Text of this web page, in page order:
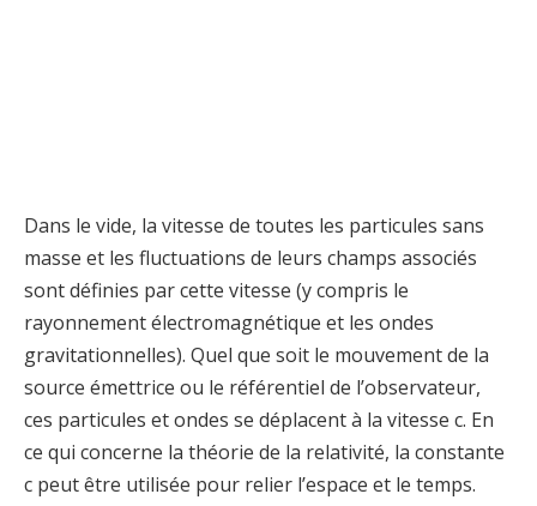
Dans le vide, la vitesse de toutes les particules sans
masse et les fluctuations de leurs champs associés
sont définies par cette vitesse (y compris le
rayonnement électromagnétique et les ondes
gravitationnelles). Quel que soit le mouvement de la
source émettrice ou le référentiel de l’observateur,
ces particules et ondes se déplacent à la vitesse c. En
ce qui concerne la théorie de la relativité, la constante
c peut être utilisée pour relier l’espace et le temps.